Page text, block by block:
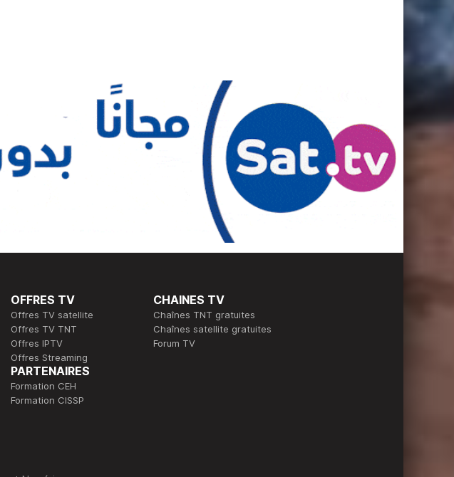
OFFRES TV
Offres TV satellite
Offres TV TNT
Offres IPTV
Offres Streaming
CHAINES TV
Chaînes TNT gratuites
Chaînes satellite gratuites
Forum TV
PARTENAIRES
Formation CEH
Formation CISSP